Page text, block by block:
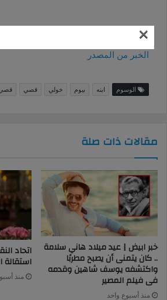
الخبر من المصدر
الوسوم ابنه بيوم خولي قصي
مقالات ذات صلة
خبر ابيض | عيد ميلاد هاني سلامة
.. كان يتمنى أن يصبح مطربًا
واكتشفه يوسف شاهين وقدمه
فى فيلم المصير
منذ أسبوع واحد
اتحاد
استقالة
منذ
×